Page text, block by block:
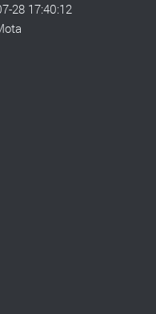
28 17:40:12